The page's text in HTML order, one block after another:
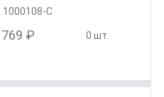
С
769 ₽ 0 шт.